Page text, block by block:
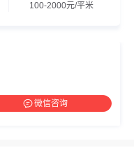
100-2000元/平米
微信咨询